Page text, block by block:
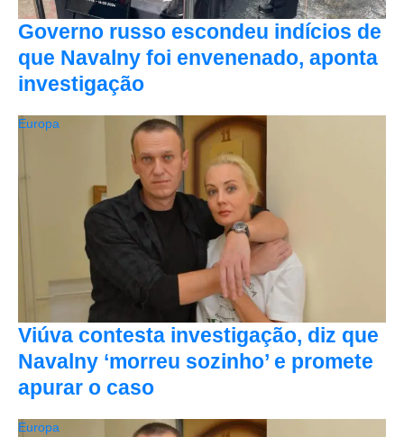
Governo russo escondeu indícios de
que Navalny foi envenenado, aponta
investigação
Viúva contesta investigação, diz que
Navalny ‘morreu sozinho’ e promete
apurar o caso
Europa
Europa